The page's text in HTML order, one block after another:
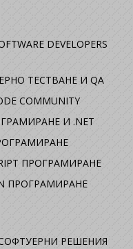
DEVELOPERS
ТЕСТВАНЕ И QA
COMMUNITY
И .NET
ПРОГРАМИРАНЕ
ПРОГРАМИРАНЕ
– СОФТУЕРНИ РЕШЕНИЯ